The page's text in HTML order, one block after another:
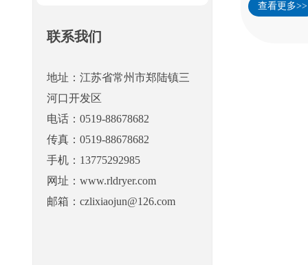
联系我们
地址：江苏省常州市郑陆镇三
河口开发区
电话：0519-88678682
传真：0519-88678682
手机：13775292985
网址：www.rldryer.com
邮箱：czlixiaojun@126.com
查看更多>>